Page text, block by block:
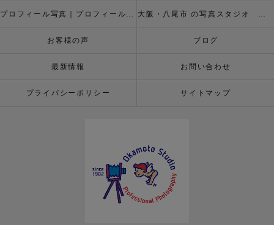
プロフィール写真｜プロフィールフォト 大阪・八尾市 の写真スタジオ 岡本スタジオ2026年七五三撮影特設ページ
お客様の声 ブログ
最新情報 お問い合わせ
プライバシーポリシー サイトマップ